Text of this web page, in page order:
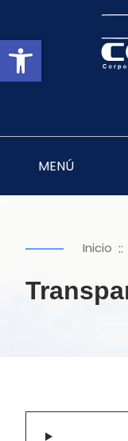
Abrir
MENÚ
Inicio ::